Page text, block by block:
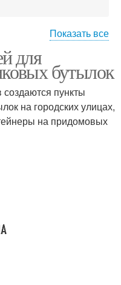
Идеи с пошаговыми
фото
Крутые идеи
Показать все
для
бутылок
пункты
на городских улицах,
на придомовых